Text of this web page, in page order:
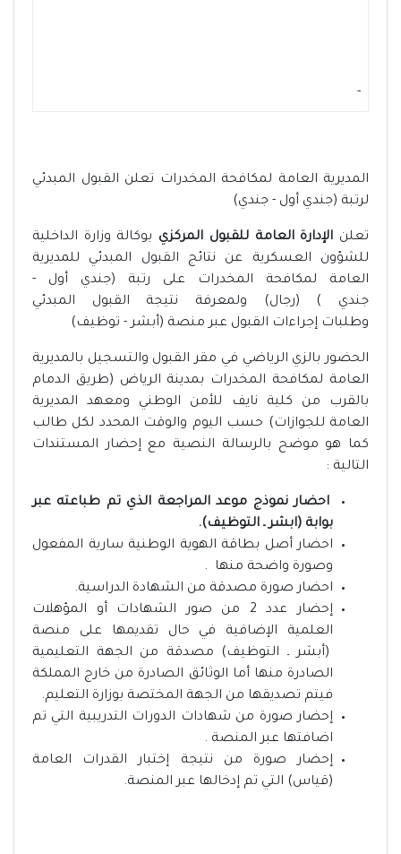
-
المديرية العامة لمكافحة المخدرات تعلن القبول المبدئي
لرتبة (جندي أول - جندي)
تعلن الإدارة العامة للقبول المركزي بوكالة وزارة الداخلية
للشؤون العسكرية عن نتائج القبول المبدئي للمديرية
العامة لمكافحة المخدرات على رتبة (جندي أول -
جندي ) (رجال) ولمعرفة نتيجة القبول المبدئي
وطلبات إجراءات القبول عبر منصة (أبشر - توظيف)
الحضور بالزي الرياضي في مقر القبول والتسجيل بالمديرية
العامة لمكافحة المخدرات بمدينة الرياض (طريق الدمام
بالقرب من كلية نايف للأمن الوطني ومعهد المديرية
العامة للجوازات) حسب اليوم والوقت المحدد لكل طالب
كما هو موضح بالرسالة النصية مع إحضار المستندات
التالية :
احضار نموذج موعد المراجعة الذي تم طباعته عبر
بوابة (ابشر ـ التوظيف).
احضار أصل بطاقة الهوية الوطنية سارية المفعول
وصورة واضحة منها .
احضار صورة مصدقة من الشهادة الدراسية.
إحضار عدد 2 من صور الشهادات أو المؤهلات
العلمية الإضافية في حال تقديمها على منصة
(أبشر ـ التوظيف) مصدقة من الجهة التعليمية
الصادرة منها أما الوثائق الصادرة من خارج المملكة
فيتم تصديقها من الجهة المختصة بوزارة التعليم.
إحضار صورة من شهادات الدورات التدريبية التي تم
اضافتها عبر المنصة .
إحضار صورة من نتيجة إختبار القدرات العامة
(قياس) التي تم إدخالها عبر المنصة.